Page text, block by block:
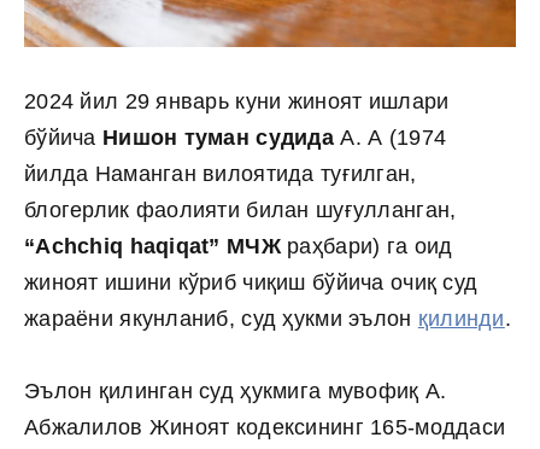
2024 йил 29 январь куни жиноят ишлари
бўйича Нишон туман судида А. А (1974
йилда Наманган вилоятида туғилган,
блогерлик фаолияти билан шуғулланган,
“Achchiq haqiqat” МЧЖраҳбари) га оид
жиноят ишини кўриб чиқиш бўйича очиқ суд
жараёни якунланиб, суд ҳукми эълон қилинди.
Эълон қилинган суд ҳукмига мувофиқ А.
Абжалилов Жиноят кодексининг 165-моддаси